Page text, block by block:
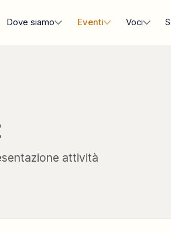
Dove siamo Eventi Voci
attività